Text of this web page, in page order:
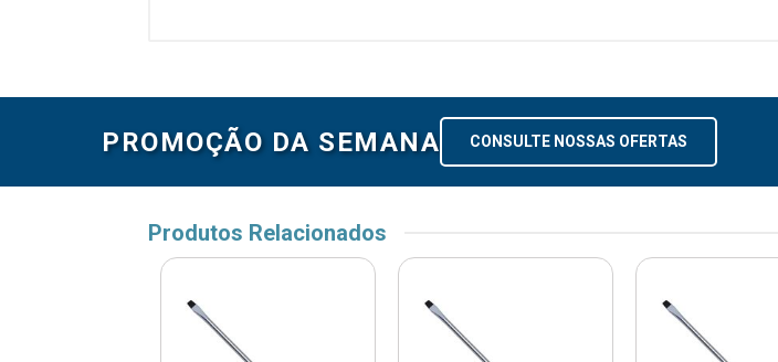
PROMOÇÃO DA SEMANA CONSULTE NOSSAS OFERTAS
Produtos Relacionados